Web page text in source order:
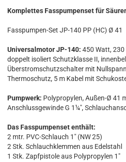
Komplettes Fasspumpenset für
Fasspumpen-Set JP-140 PP (HC) Ø 41
Universalmotor JP-140: 450 Watt, 230
doppelt isoliert Schutzklasse II,
Überstromschutzschalter mit
Thermoschutz, 5 m Kabel mit
Pumpwerk: Polypropylen, Außen-Ø 41
Anschlussgewinde G 1¼",
Das Fasspumpenset enthält:
2 mtr. PVC-Schlauch 1" (NW 25)
2 Stk. Schlauchklemmen aus Edelstahl
1 Stk. Zapfpistole aus Polypropylen 1"